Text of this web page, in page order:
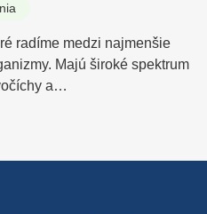
radíme medzi najmenšie
Majú široké spektrum
a…